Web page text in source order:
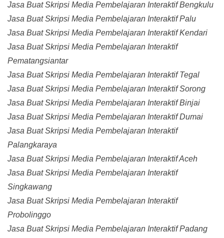
Jasa Buat Skripsi Media Pembelajaran Interaktif Bengkulu
Jasa Buat Skripsi Media Pembelajaran Interaktif Palu
Jasa Buat Skripsi Media Pembelajaran Interaktif Kendari
Jasa Buat Skripsi Media Pembelajaran Interaktif
Pematangsiantar
Jasa Buat Skripsi Media Pembelajaran Interaktif Tegal
Jasa Buat Skripsi Media Pembelajaran Interaktif Sorong
Jasa Buat Skripsi Media Pembelajaran Interaktif Binjai
Jasa Buat Skripsi Media Pembelajaran Interaktif Dumai
Jasa Buat Skripsi Media Pembelajaran Interaktif
Palangkaraya
Jasa Buat Skripsi Media Pembelajaran Interaktif Aceh
Jasa Buat Skripsi Media Pembelajaran Interaktif
Singkawang
Jasa Buat Skripsi Media Pembelajaran Interaktif
Probolinggo
Jasa Buat Skripsi Media Pembelajaran Interaktif Padang